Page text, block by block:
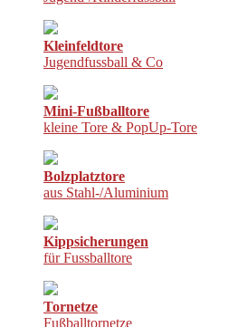
Kleinfeldtore
Jugendfussball & Co
Mini-Fußballtore
kleine Tore & PopUp-Tore
Bolzplatztore
aus Stahl-/Aluminium
Kippsicherungen
für Fussballtore
Tornetze
Fußballtornetze